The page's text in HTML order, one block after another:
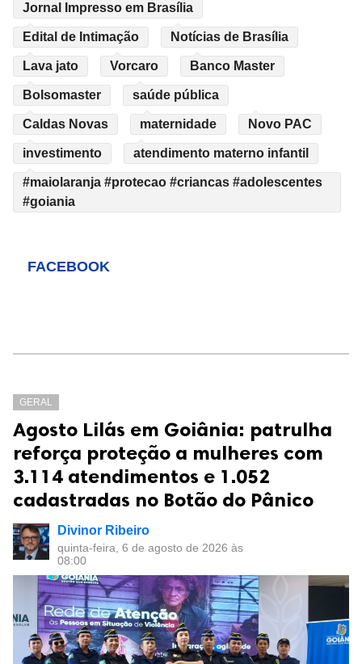
Jornal Impresso em Brasília
Edital de Intimação Notícias de Brasília
Lava jato Vorcaro Banco Master
Bolsomaster saúde pública
Caldas Novas maternidade Novo PAC
investimento atendimento materno infantil
#maiolaranja #protecao #criancas #adolescentes
#goiania
FACEBOOK
GERAL
Agosto Lilás em Goiânia: patrulha
reforça proteção a mulheres com
3.114 atendimentos e 1.052
cadastradas no Botão do Pânico
Divinor Ribeiro
quinta-feira, 6 de agosto de 2026 às
08:00